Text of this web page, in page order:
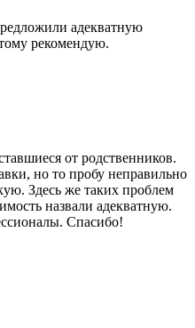
адекватную
рекомендую.
от родственников.
но то пробу неправильно
Здесь же таких проблем
назвали адекватную.
Спасибо!